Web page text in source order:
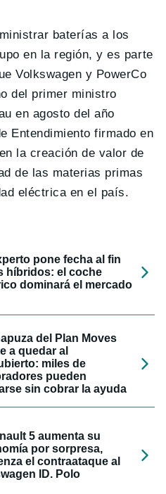
baterías a los
en la región, y es parte
Volkswagen y PowerCo
del primer ministro
en agosto del año
Entendimiento firmado en
la creación de valor de
de las materias primas
eléctrica en el país.
pone fecha al fin
híbridos: el coche
dominará el mercado
del Plan Moves
a quedar al
miles de
pueden
sin cobrar la ayuda
5 aumenta su
por sorpresa,
el contraataque al
ID. Polo